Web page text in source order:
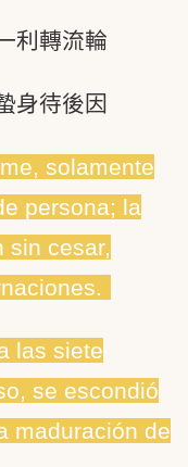
利轉流輪
身待後因
solamente
persona; la
sin cesar,
las siete
se escondió
maduración de